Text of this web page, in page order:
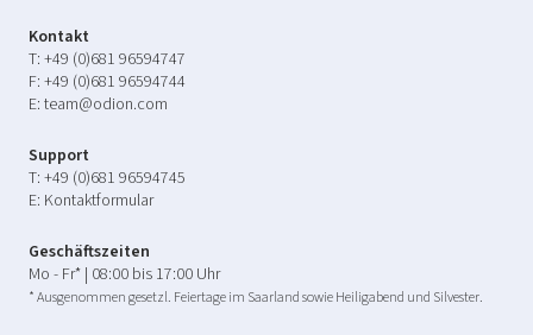
Kontakt
T: +49 (0)681 96594747
F: +49 (0)681 96594744
E: team@odion.com
Support
T: +49 (0)681 96594745
E: Kontaktformular
Geschäftszeiten
Mo - Fr* | 08:00 bis 17:00 Uhr
* Ausgenommen gesetzl. Feiertage im Saarland sowie Heiligabend und Silvester.